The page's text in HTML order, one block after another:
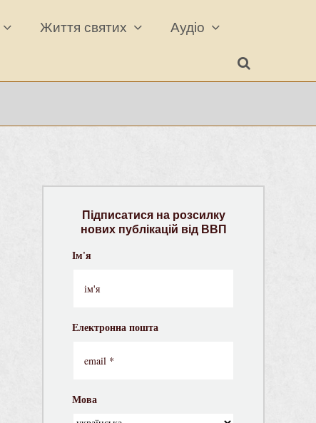
Життя святих Аудіо
Підписатися на розсилку
нових публікацій від ВВП
Ім'я
Електронна пошта
Мова